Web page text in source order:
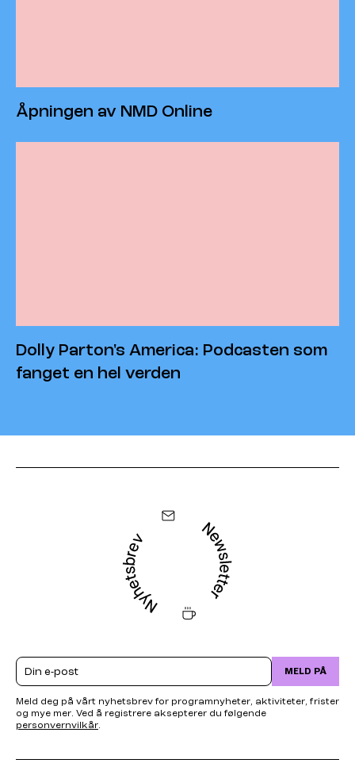
Åpningen av NMD Online
Dolly Parton's America: Podcasten som
fanget en hel verden
Email MELD PÅ
Meld deg på vårt nyhetsbrev for programnyheter, aktiviteter, frister
og mye mer. Ved å registrere aksepterer du følgende
personvernvilkår.